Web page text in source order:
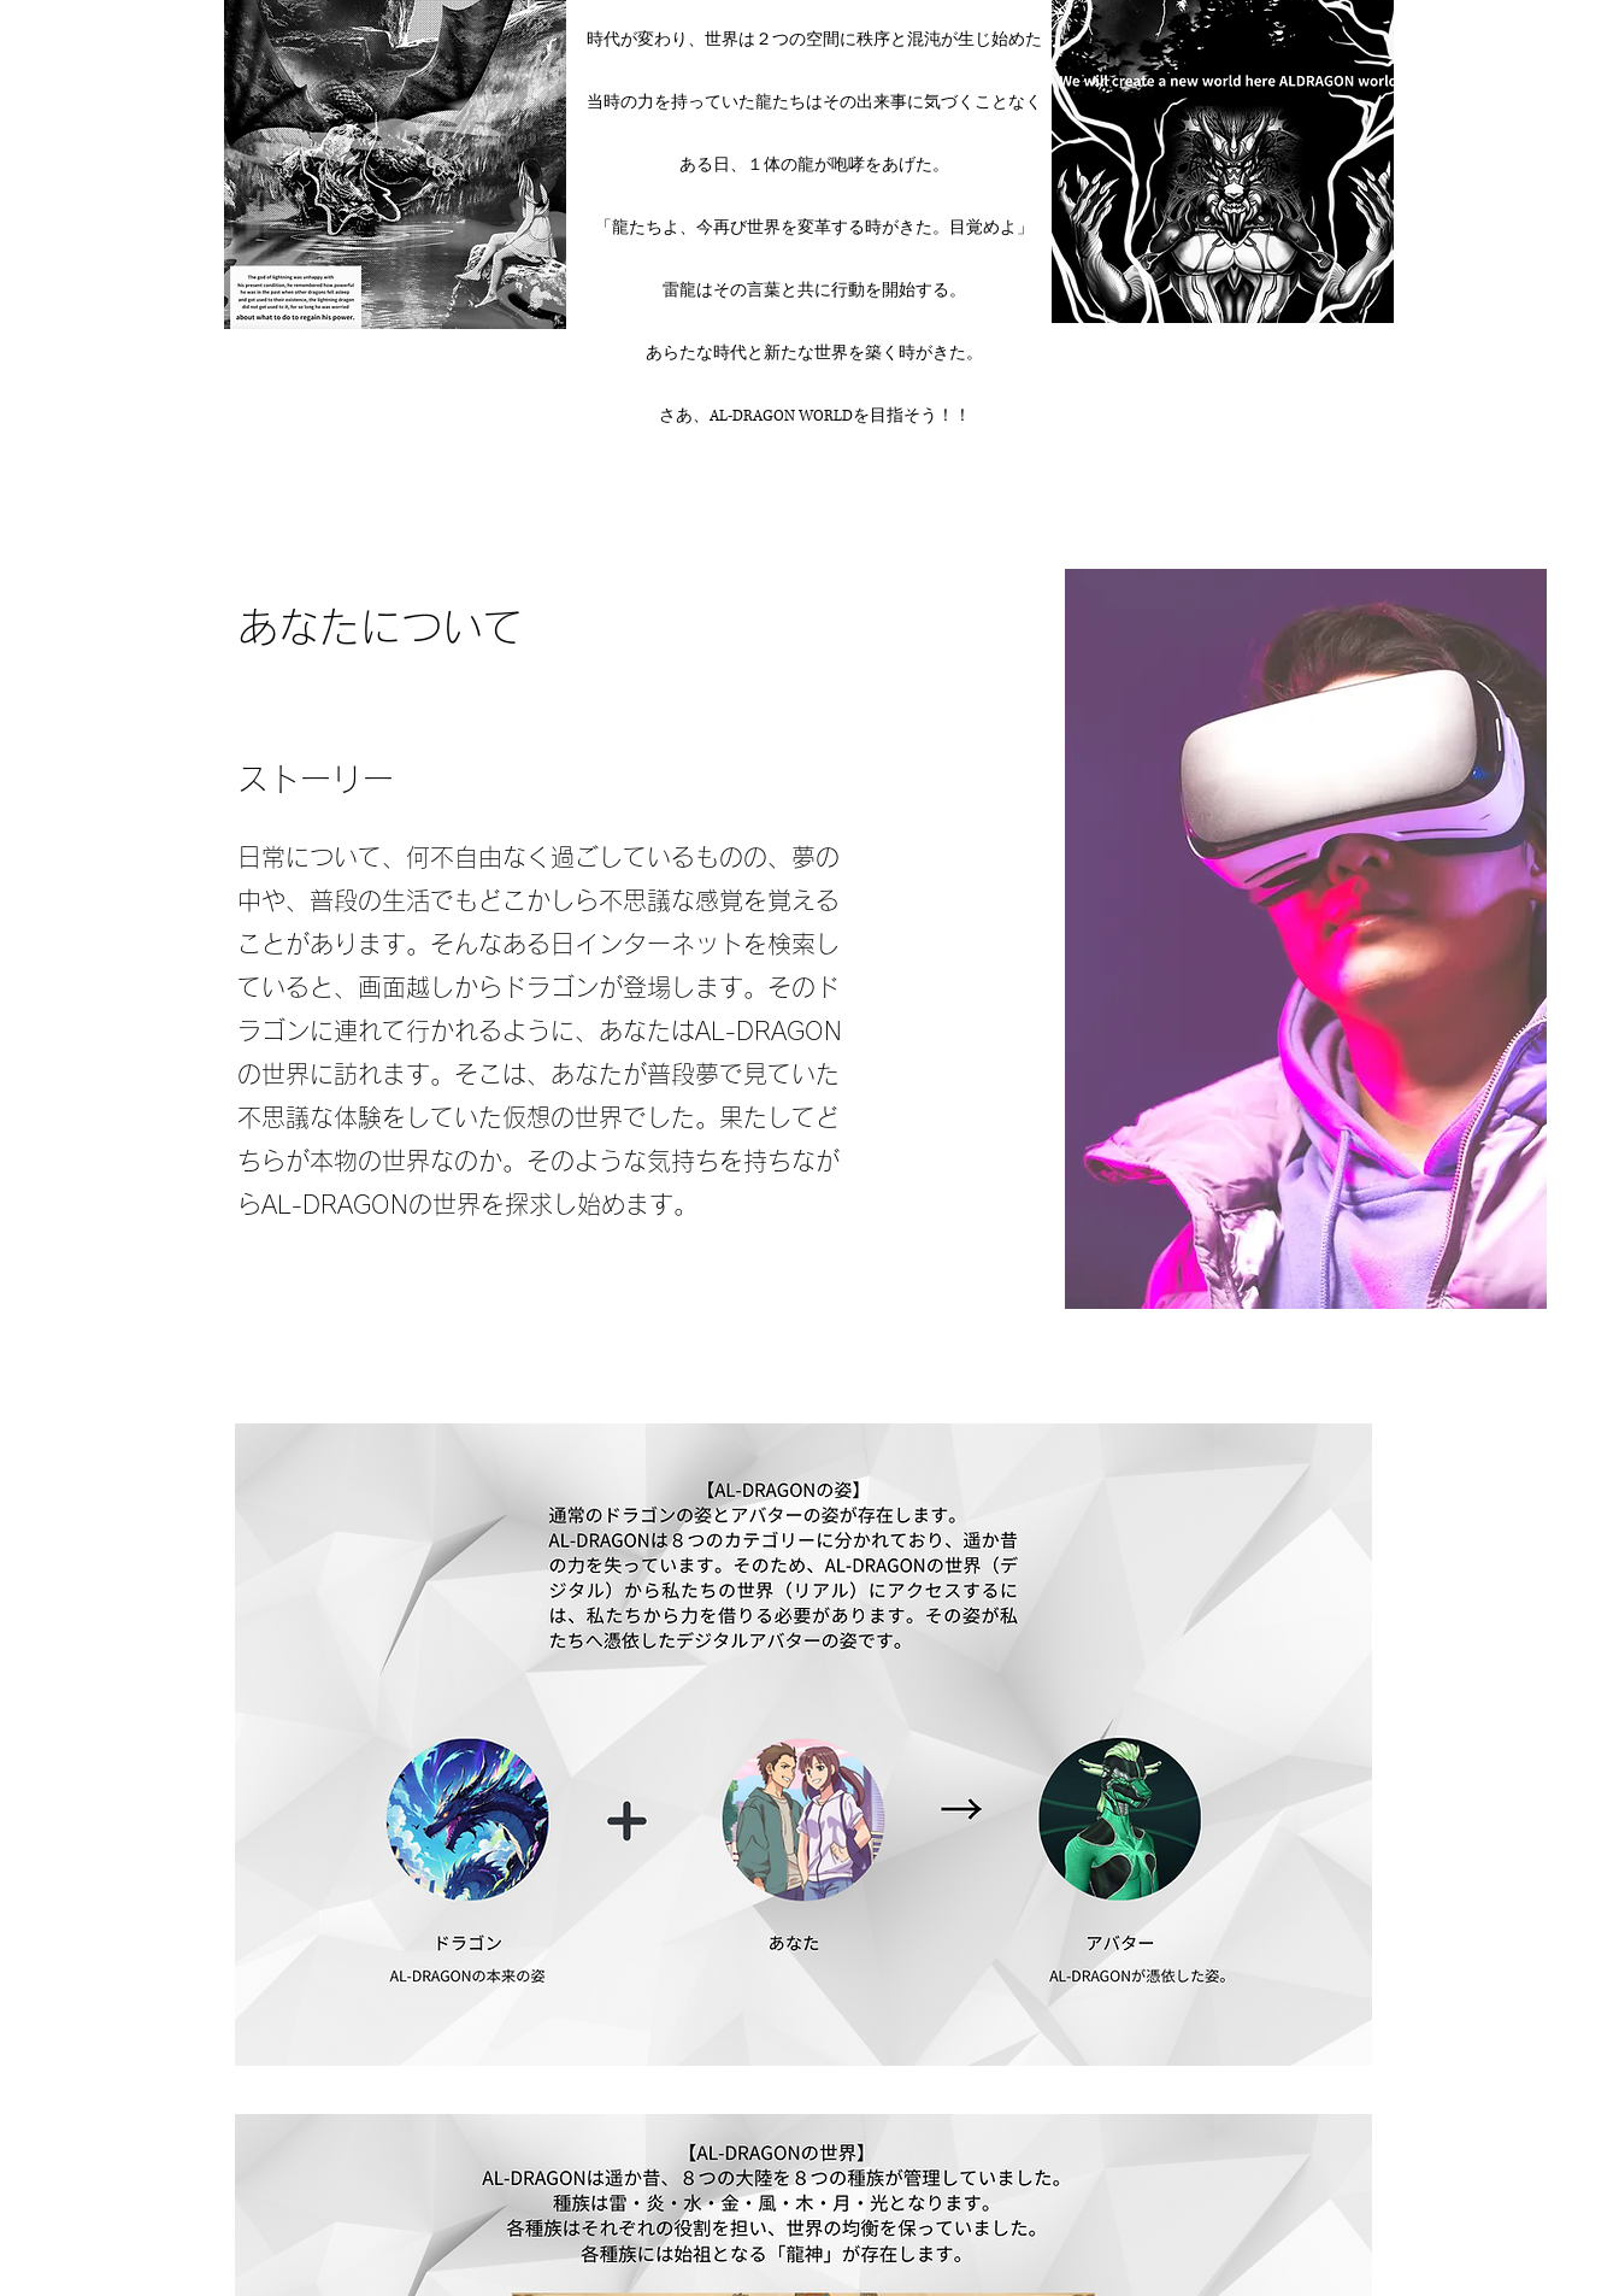
時代が変わり、世界は２つの空間に秩序と混沌が生じ始めた
当時の力を持っていた龍たちはその出来事に気づくことなく
ある日、１体の龍が咆哮をあげた。
「龍たちよ、今再び世界を変革する時がきた。目覚めよ」
雷龍はその言葉と共に行動を開始する。
あらたな時代と新たな世界を築く時がきた。
さあ、AL-DRAGON WORLDを目指そう！！
あなたについて
ストーリー
日常について、何不自由なく過ごしているものの、夢の
中や、普段の生活でもどこかしら不思議な感覚を覚える
ことがあります。そんなある日インターネットを検索し
ていると、画面越しからドラゴンが登場します。​そのド
ラゴンに連れて行かれるように、あなたはAL-DRAGON
の世界に訪れます。そこは、あなたが普段夢で見ていた
不思議な体験をしていた仮想の世界でした。果たしてど
ちらが本物の世界なのか。そのような気持ちを持ちなが
らAL-DRAGONの世界を探求し始めます。